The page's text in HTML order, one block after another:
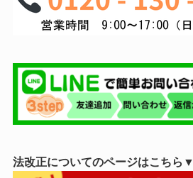
法改正についてのページはこちら▼